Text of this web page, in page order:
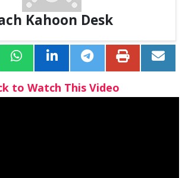
Kahoon Desk
to Watch This Video